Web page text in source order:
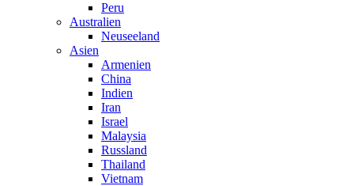
Peru
Australien
Neuseeland
Asien
Armenien
China
Indien
Iran
Israel
Malaysia
Russland
Thailand
Vietnam